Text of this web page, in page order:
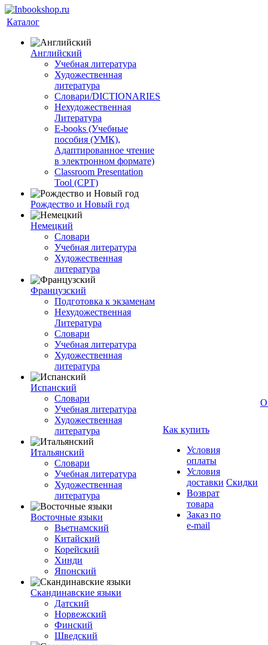
Каталог
Английский
Учебная литература
Художественная
литература
Словари/DICTIONARIES
Нехудожественная
Литература
E-books (Учебные
пособия (УМК),
Адаптированное чтение
в электронном формате)
Classroom Presentation
Tool (CPT)
Рождество и Новый год
Немецкий
Словари
Учебная литература
Художественная
литература
Французский
Подготовка к экзаменам
Нехудожественная
Литература
Словари
Учебная литература
Художественная
литература
Испанский
Словари
Учебная литература
Художественная
литература
Итальянский
Словари
Учебная литература
Художественная
литература
Восточные языки
Вьетнамский
Китайский
Корейский
Хинди
Японский
Скандинавские языки
Датский
Норвежский
Финский
Шведский
Как купить
Условия
оплаты
Условия
доставки
Возврат
товара
Заказ по
e-mail
Скидки
О